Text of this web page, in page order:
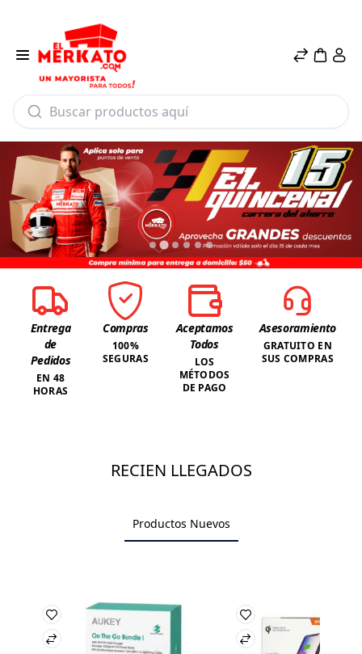
Entrega
de
Pedidos
EN 48
HORAS
Compras
100%
SEGURAS
Aceptamos
Todos
LOS
MÉTODOS
DE PAGO
Asesoramiento
GRATUITO EN
SUS COMPRAS
RECIEN LLEGADOS
Productos Nuevos
Ubícanos×
Ubícanos×